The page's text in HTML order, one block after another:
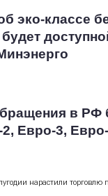
эко-классе
в РФ
Евро-3,